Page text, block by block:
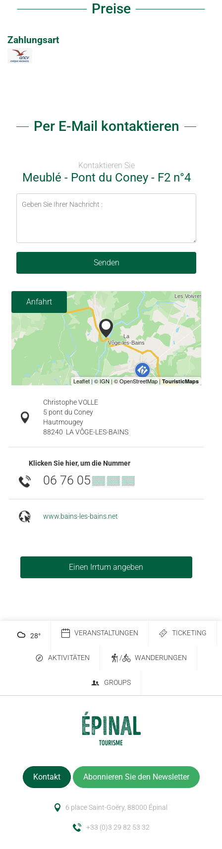
Preise
Zahlungsart
Per E-Mail kontaktieren
Kontaktieren Sie
Meublé - Pont du Coney - F2 n°4
Senden
Anfahrt
Christophe VOLLE
5 pont du Coney
Hautmougey
88240 LA VÔGE-LES-BAINS
Klicken Sie hier, um die Nummer
06 76 05▒▒ ▒▒ ▒▒
www.bains-les-bains.net
Einen Irrtum angeben
28° VERANSTALTUNGEN TICKETING
AKTIVITÄTEN / WANDERUNGEN
GROUPS
Kontakt Abonnieren Sie den Newsletter
6 place Saint-Goëry, 88000 Épinal
+33 (0)3 29 82 53 32